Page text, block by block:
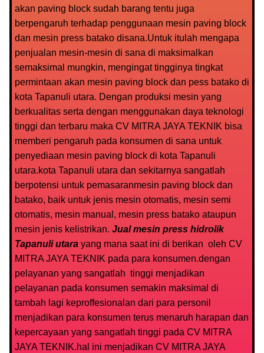
akan paving block sudah barang tentu juga
berpengaruh terhadap penggunaan mesin paving block
dan mesin press batako disana.Untuk itulah mengapa
penjualan mesin-mesin di sana di maksimalkan
semaksimal mungkin, mengingat tingginya tingkat
permintaan akan mesin paving block dan pess batako di
kota Tapanuli utara. Dengan produksi mesin yang
berkualitas serta dengan menggunakan daya teknologi
tinggi dan terbaru maka CV MITRA JAYA TEKNIK bisa
memberi pengaruh pada konsumen di sana untuk
penyediaan mesin paving block di kota Tapanuli
utara.kota Tapanuli utara dan sekitarnya sangatlah
berpotensi untuk pemasaranmesin paving block dan
batako, baik untuk jenis mesin otomatis, mesin semi
otomatis, mesin manual, mesin press batako ataupun
mesin jenis kelistrikan. Jual mesin press hidrolik
Tapanuli utara yang mana saat ini di berikan oleh CV
MITRA JAYA TEKNIK pada para konsumen.dengan
pelayanan yang sangatlah tinggi menjadikan
pelayanan pada konsumen semakin maksimal di
tambah lagi keproffesionalan dari para personil
menjadikan para konsumen terus menaruh harapan dan
kepercayaan yang sangatlah tinggi pada CV MITRA
JAYA TEKNIK.hal ini menjadikan CV MITRA JAYA